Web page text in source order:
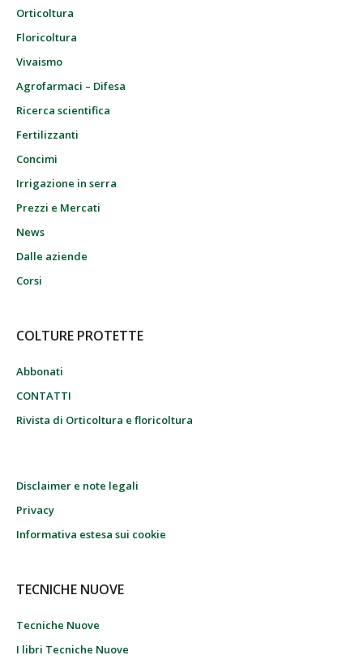
Orticoltura
Floricoltura
Vivaismo
Agrofarmaci – Difesa
Ricerca scientifica
Fertilizzanti
Concimi
Irrigazione in serra
Prezzi e Mercati
News
Dalle aziende
Corsi
COLTURE PROTETTE
Abbonati
CONTATTI
Rivista di Orticoltura e floricoltura
Disclaimer e note legali
Privacy
Informativa estesa sui cookie
TECNICHE NUOVE
Tecniche Nuove
I libri Tecniche Nuove